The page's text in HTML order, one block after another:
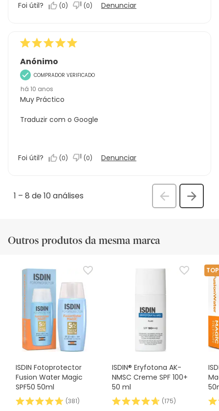
Foi útil? (0) (0) Denunciar
Anónimo
COMPRADOR VERIFICADO
há 10 anos
Muy Práctico
Traduzir com o Google
Foi útil? (0) (0) Denunciar
1 – 8 de 10 análises
Anterior
Outros produtos da mesma marca
ISDIN Fotoprotector
Fusion Water Magic
SPF50 50ml
(381)
ISDIN® Eryfotona AK-
NMSC Creme SPF 100+
50 ml
(175)